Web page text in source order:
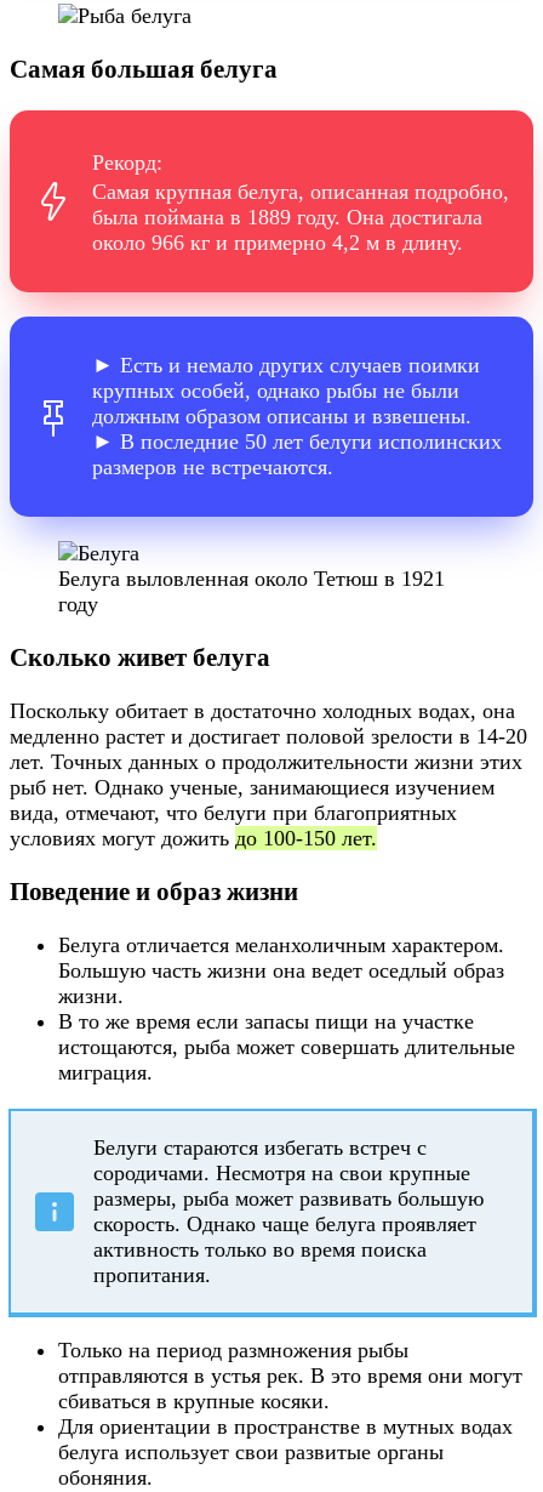
Самая большая белуга
Рекорд:
Самая крупная белуга, описанная подробно,
была поймана в 1889 году. Она достигала
около 966 кг и примерно 4,2 м в длину.
► Есть и немало других случаев поимки
крупных особей, однако рыбы не были
должным образом описаны и взвешены.
► В последние 50 лет белуги исполинских
размеров не встречаются.
Белуга выловленная около Тетюш в 1921
году
Сколько живет белуга
Поскольку обитает в достаточно холодных водах, она
медленно растет и достигает половой зрелости в 14-20
лет. Точных данных о продолжительности жизни этих
рыб нет. Однако ученые, занимающиеся изучением
вида, отмечают, что белуги при благоприятных
условиях могут дожить до 100-150 лет.
Поведение и образ жизни
Белуга отличается меланхоличным характером.
Большую часть жизни она ведет оседлый образ
жизни.
В то же время если запасы пищи на участке
истощаются, рыба может совершать длительные
миграция.
Белуги стараются избегать встреч с
сородичами. Несмотря на свои крупные
размеры, рыба может развивать большую
скорость. Однако чаще белуга проявляет
активность только во время поиска
пропитания.
Только на период размножения рыбы
отправляются в устья рек. В это время они могут
сбиваться в крупные косяки.
Для ориентации в пространстве в мутных водах
белуга использует свои развитые органы
обоняния.